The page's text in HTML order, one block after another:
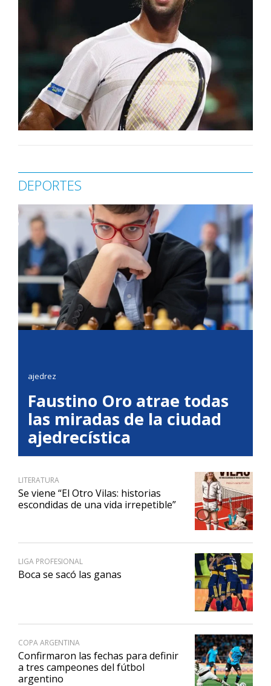
DEPORTES
ajedrez
Faustino Oro atrae todas
las miradas de la ciudad
ajedrecística
LITERATURA
Se viene “El Otro Vilas: historias
escondidas de una vida irrepetible”
LIGA PROFESIONAL
Boca se sacó las ganas
COPA ARGENTINA
Confirmaron las fechas para definir
a tres campeones del fútbol
argentino